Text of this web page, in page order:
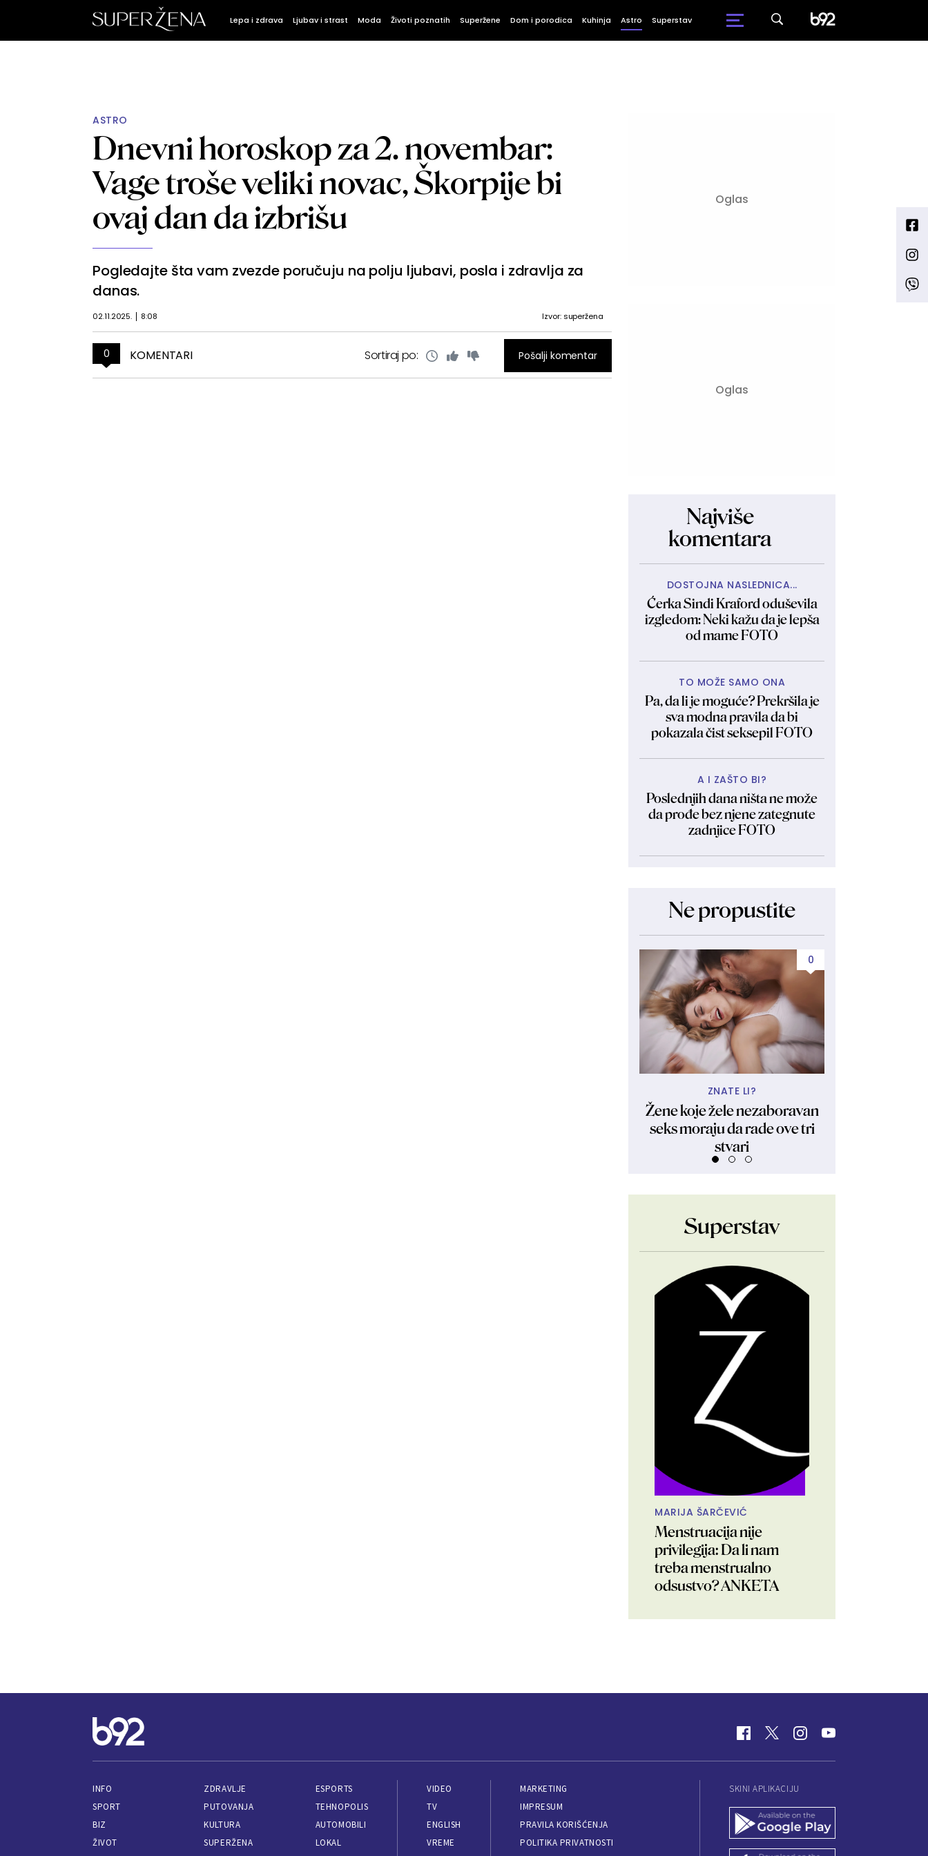
Lepa i zdrava Ljubav i strast Moda Životi poznatih Superžene Dom i porodica Kuhinja Astro Superstav
ASTRO
Dnevni horoskop za 2. novembar:
Vage troše veliki novac, Škorpije bi
ovaj dan da izbrišu
Pogledajte šta vam zvezde poručuju na polju ljubavi, posla i zdravlja za
danas.
02.11.2025. 8:08 Izvor: superžena
0 KOMENTARI Sortiraj po: Pošalji komentar
Najviše
komentara
DOSTOJNA NASLEDNICA...
Ćerka Sindi Kraford oduševila
izgledom: Neki kažu da je lepša
od mame FOTO
TO MOŽE SAMO ONA
Pa, da li je moguće? Prekršila je
sva modna pravila da bi
pokazala čist seksepil FOTO
A I ZAŠTO BI?
Poslednjih dana ništa ne može
da prođe bez njene zategnute
zadnjice FOTO
Ne propustite
0
ZNATE LI?
Žene koje žele nezaboravan
seks moraju da rade ove tri
stvari
Superstav
MARIJA ŠARČEVIĆ
Menstruacija nije
privilegija: Da li nam
treba menstrualno
odsustvo? ANKETA
INFO
SPORT
BIZ
ŽIVOT
ZDRAVLJE
PUTOVANJA
KULTURA
SUPERŽENA
ESPORTS
TEHNOPOLIS
AUTOMOBILI
LOKAL
VIDEO
TV
ENGLISH
VREME
MARKETING
IMPRESUM
PRAVILA KORIŠĆENJA
POLITIKA PRIVATNOSTI
SKINI APLIKACIJU